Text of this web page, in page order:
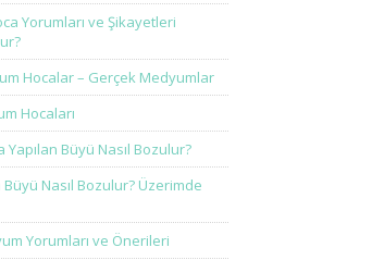
Yorumları ve Şikayetleri
Hocalar – Gerçek Medyumlar
Hocaları
Yapılan Büyü Nasıl Bozulur?
Büyü Nasıl Bozulur? Üzerimde
Yorumları ve Önerileri